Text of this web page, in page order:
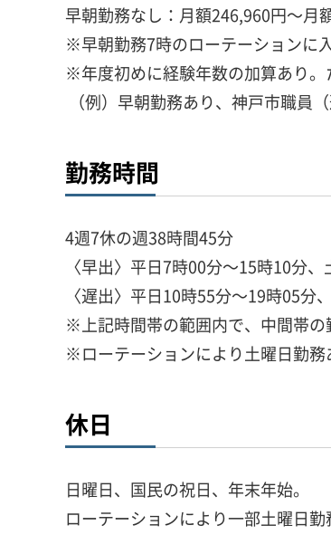
早朝勤務なし：月額246,960円～月
※早朝勤務7時のローテーションに
※年度初めに経験年数の加算あり。
（例）早朝勤務あり、神戸市職員
勤務時間
4週7休の週38時間45分
〈早出〉平日7時00分～15時10分
〈遅出〉平日10時55分～19時05分
※上記時間帯の範囲内で、中間帯の
※ローテーションにより土曜日勤務
休日
日曜日、国民の祝日、年末年始。
ローテーションにより一部土曜日勤